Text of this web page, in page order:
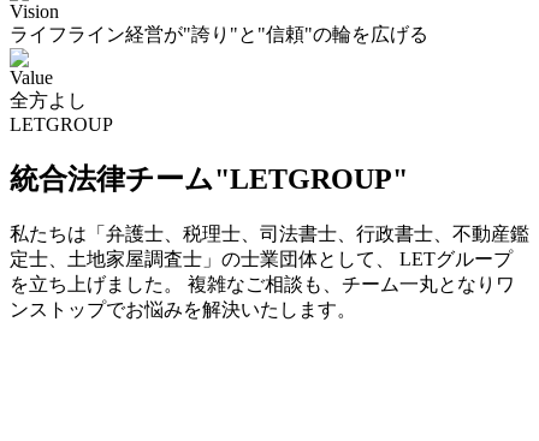
Vision
ライフライン経営が"誇り"と"信頼"の輪を広げる
Value
全方よし
LETGROUP
統合法律チーム"LETGROUP"
私たちは「弁護士、税理士、司法書士、行政書士、不動産鑑
定士、土地家屋調査士」の士業団体として、 LETグループ
を立ち上げました。 複雑なご相談も、チーム一丸となりワ
ンストップでお悩みを解決いたします。